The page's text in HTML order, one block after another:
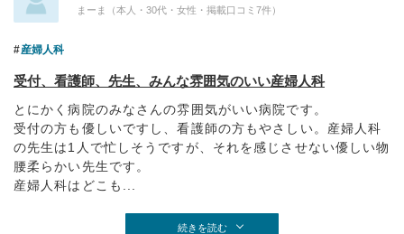
まーま（本人・30代・女性・掲載口コミ7件）
産婦人科
受付、看護師、先生、みんな雰囲気のいい産婦人科
とにかく病院のみなさんの雰囲気がいい病院です。
受付の方も優しいですし、看護師の方もやさしい。産婦人科
の先生は1人で忙しそうですが、それを感じさせない優しい物
腰柔らかい先生です。
産婦人科はどこも...
続きを読む